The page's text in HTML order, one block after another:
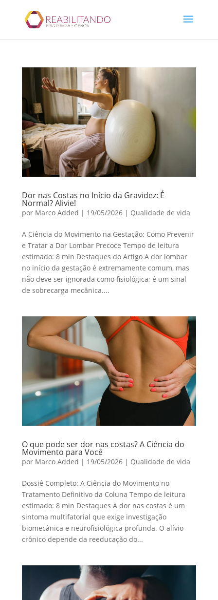
Dor nas Costas no Início da Gravidez: É
Normal? Alivie!
por Marco Added | 19/05/2026| Qualidade de vida
A Ciência do Movimento na Gestação: Como Prevenir
e Tratar a Dor Lombar Precoce Tempo de leitura
estimado: 8 min Destaques do Artigo A dor lombar
no início da gestação é extremamente comum, mas
não deve ser ignorada como fisiológica; é um sinal
de sobrecarga mecânica....
O que pode ser dor nas costas? A Ciência do
Movimento para Você
por Marco Added | 19/05/2026| Qualidade de vida
Dossiê Completo: A Ciência do Movimento no
Tratamento Definitivo da Coluna Tempo de leitura
estimado: 8 min Destaques A dor nas costas é um
sintoma multifatorial que exige investigação
biomecânica e neurofisiológica profunda. O alívio
crônico depende da reeducação do...